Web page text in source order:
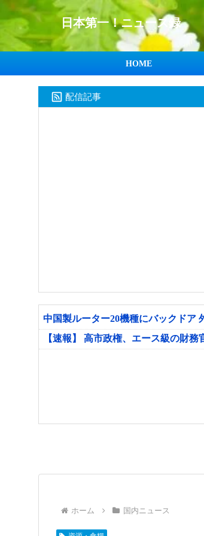
日本第一！ニュース録
HOME
配信記事
中国製ルーター20機種にバックドア
【速報】 高市政権、エース級の財
ホーム 国内ニュース